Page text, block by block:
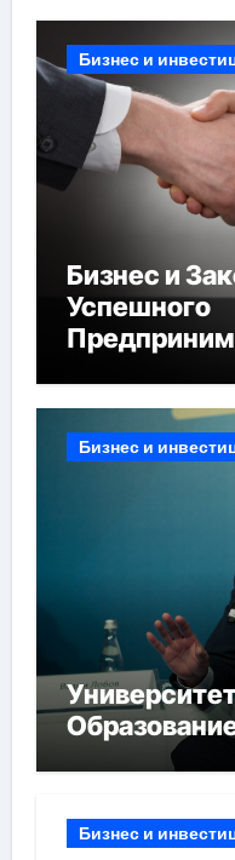
Бизнес и
Бизнес и
Успешного
Бизнес и
Бизнес и